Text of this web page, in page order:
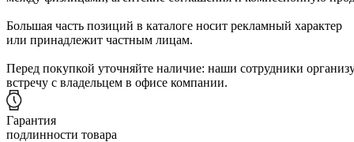
Большая часть позиций в каталоге носит рекламный характер
или принадлежит частным лицам.
Перед покупкой уточняйте наличие: наши сотрудники
встречу с владельцем в офисе компании.
Гарантия
подлинности товара